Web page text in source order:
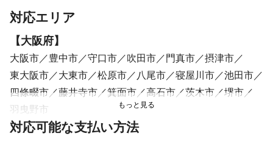
{{name}}様が思い描かれている特別な場所での撮影が可能です。
そして只今「エンゲージメントフォト」応援キャンペーンをして
おり
通常１時間15,000円ですが期間限定で特別価格でしております(詳
しくは料金をご確認ください。)
大阪市内での限定撮影をしておりますのでご検討宜しくお願い致
します。
対応エリア
【大阪府】
大阪市 豊中市 守口市 吹田市 門真市
摂津市
東大阪市
大東市 松原市 八尾市 寝屋川市
池田市
四條畷市
藤井寺市 箕面市 高石市 茨木市
堺市
羽曳野市
【兵庫県】
対応可能な支払い方法